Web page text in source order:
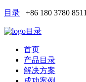
目录 +86 180 3780 8511
目录
首页
产品目录
解决方案